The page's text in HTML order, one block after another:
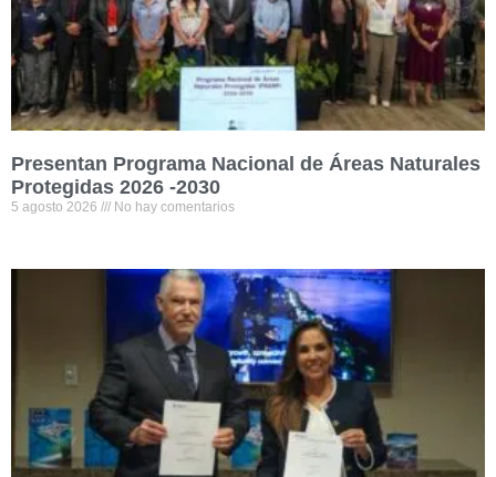
Presentan Programa Nacional de Áreas Naturales
Protegidas 2026 -2030
5 agosto 2026 No hay comentarios